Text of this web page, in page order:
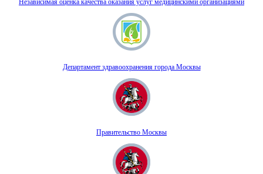
Независимая оценка качества оказания услуг медицинскими организациями
Департамент здравоохранения города Москвы
Правительство Москвы